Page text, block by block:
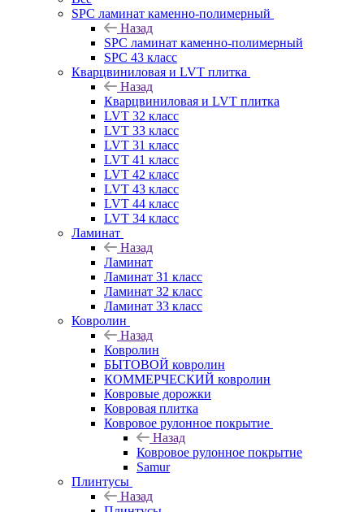
SPC ламинат каменно-полимерный
Назад
SPC ламинат каменно-полимерный
SPC 43 класс
Кварцвиниловая и LVT плитка
Назад
Кварцвиниловая и LVT плитка
LVT 32 класс
LVT 33 класс
LVT 31 класс
LVT 41 класс
LVT 42 класс
LVT 43 класс
LVT 44 класс
LVT 34 класс
Ламинат
Назад
Ламинат
Ламинат 31 класс
Ламинат 32 класс
Ламинат 33 класс
Ковролин
Назад
Ковролин
БЫТОВОЙ ковролин
КОММЕРЧЕСКИЙ ковролин
Ковровые дорожки
Ковровая плитка
Ковровое рулонное покрытие
Назад
Ковровое рулонное покрытие
Samur
Плинтусы
Назад